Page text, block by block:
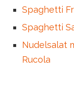
Spaghetti
Spaghetti
Nudelsalat
Rucola